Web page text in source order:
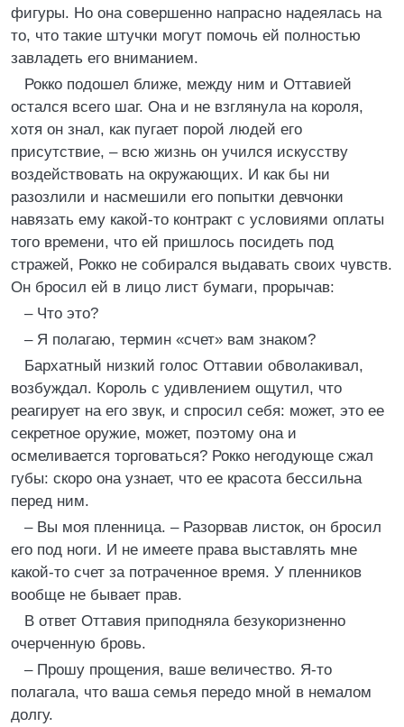
фигуры. Но она совершенно напрасно надеялась на
то, что такие штучки могут помочь ей полностью
завладеть его вниманием.
Рокко подошел ближе, между ним и Оттавией
остался всего шаг. Она и не взглянула на короля,
хотя он знал, как пугает порой людей его
присутствие, – всю жизнь он учился искусству
воздействовать на окружающих. И как бы ни
разозлили и насмешили его попытки девчонки
навязать ему какой-то контракт с условиями оплаты
того времени, что ей пришлось посидеть под
стражей, Рокко не собирался выдавать своих чувств.
Он бросил ей в лицо лист бумаги, прорычав:
– Что это?
– Я полагаю, термин «счет» вам знаком?
Бархатный низкий голос Оттавии обволакивал,
возбуждал. Король с удивлением ощутил, что
реагирует на его звук, и спросил себя: может, это ее
секретное оружие, может, поэтому она и
осмеливается торговаться? Рокко негодующе сжал
губы: скоро она узнает, что ее красота бессильна
перед ним.
– Вы моя пленница. – Разорвав листок, он бросил
его под ноги. И не имеете права выставлять мне
какой-то счет за потраченное время. У пленников
вообще не бывает прав.
В ответ Оттавия приподняла безукоризненно
очерченную бровь.
– Прошу прощения, ваше величество. Я-то
полагала, что ваша семья передо мной в немалом
долгу.